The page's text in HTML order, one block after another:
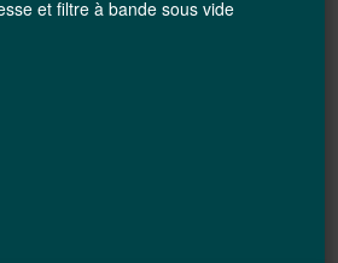
et filtre à bande sous vide